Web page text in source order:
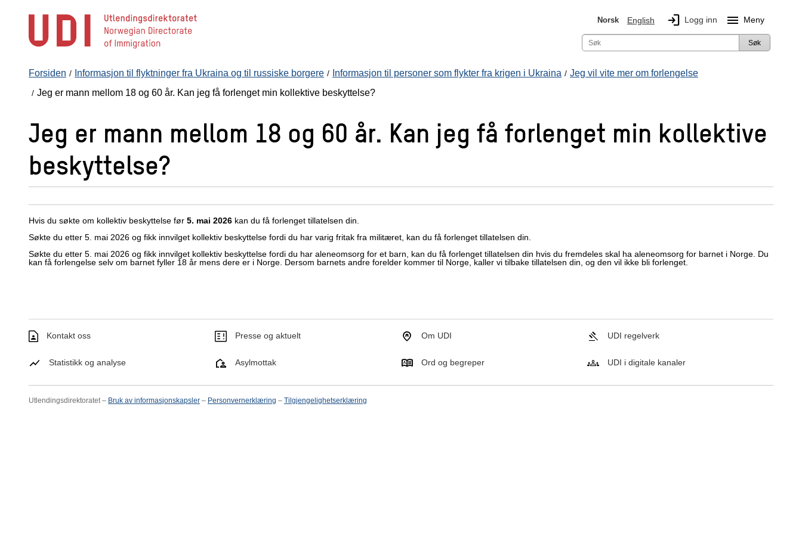
Norsk English login Logg inn menu Meny
Søk
Forsiden Informasjon til flyktninger fra Ukraina og til russiske borgere Informasjon til personer som flykter fra krigen i Ukraina
Jeg vil vite mer om forlengelse
Jeg er mann mellom 18 og 60 år. Kan jeg få forlenget min kollektive beskyttelse?
Jeg er mann mellom 18 og 60 år. Kan jeg få forlenget min kollektive
beskyttelse?
Hvis du søkte om kollektiv beskyttelse før 5. mai 2026 kan du få forlenget tillatelsen din.
Søkte du etter 5. mai 2026 og fikk innvilget kollektiv beskyttelse fordi du har varig fritak fra militæret, kan du få forlenget tillatelsen din.
Søkte du etter 5. mai 2026 og fikk innvilget kollektiv beskyttelse fordi du har aleneomsorg for et barn, kan du få forlenget tillatelsen din hvis du fremdeles skal ha aleneomsorg for barnet i Norge. Du
kan få forlengelse selv om barnet fyller 18 år mens dere er i Norge. Dersom barnets andre forelder kommer til Norge, kaller vi tilbake tillatelsen din, og den vil ikke bli forlenget.
Kontakt oss Presse og aktuelt Om UDI UDI regelverk
Statistikk og analyse Asylmottak Ord og begreper UDI i digitale kanaler
Utlendingsdirektoratet – Bruk av informasjonskapsler – Personvernerklæring – Tilgjengelighetserklæring